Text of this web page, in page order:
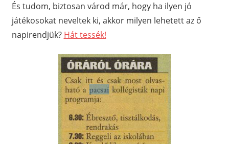
És tudom, biztosan várod már, hogy ha ilyen jó
játékosokat neveltek ki, akkor milyen lehetett az ő
napirendjük? Hát tessék!